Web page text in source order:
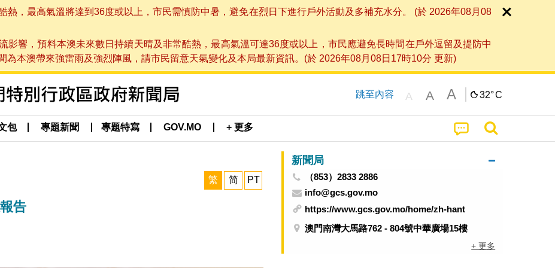
熱，最高氣溫將達到36度或以上，市民需慎防中暑，避免在烈日下進行戶外活動及多補充水分。 (於 2026年08月08
影響，預料本澳未來數日持續天晴及非常酷熱，最高氣溫可達36度或以上，市民應避免長時間在戶外逗留及提防中
為本澳帶來強雷雨及強烈陣風，請市民留意天氣變化及本局最新資訊。(於 2026年08月08日17時10分 更新)
跳至內容 A A A 32°C
包 專題新聞 專題特寫 GOV.MO + 更多
繁 简 PT
告
新聞局
（853）2833 2886
info@gcs.gov.mo
https://www.gcs.gov.mo/home/zh-hant
澳門南灣大馬路762 - 804號中華廣場15樓
+ 更多